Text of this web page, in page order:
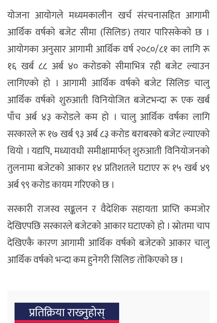
योजना आयोगले मध्यमकालीन खर्च संरचनासहित आगामी
आर्थिक वर्षको बजेट सीमा (सिलिङ) तयार पारिसकेको छ ।
आयोगका अनुसार आगामी आर्थिक वर्ष २०८०/८१ का लागि रू
१६ खर्ब ८८ अर्ब ४० करोडको सीमाभित्र रही बजेट ल्याउन
लागिएको हो । आगामी आर्थिक वर्षको बजेट सिलिङ चालु
आर्थिक वर्षको शुरुआती विनियोजित बजेटभन्दा रू एक खर्ब
पाँच अर्ब ४३ करोडले कम हो । चालु आर्थिक वर्षका लागि
सरकारले रू १७ खर्ब ९३ अर्ब ८३ करोड बराबरको बजेट ल्याएको
थियो । यद्यपि, मध्यावधी समीक्षामार्फत् शुरुआती विनियोजनको
तुलनामा बजेटको आकार १४ प्रतिशतले घटाएर रू १५ खर्ब ४९
अर्ब ९९ करोड कायम गरिएको छ ।
सरकारी राजस्व सङ्कलन र वैदेशिक सहायता प्राप्ति कमजोर
देखिएपछि सरकारले बजेटको आकार घटाएको हो । स्रोतमा चाप
देखिएकै कारण आगामी आर्थिक वर्षको बजेटको आकार चालु
आर्थिक वर्षको भन्दा कम हुनेगरी सिलिङ तोकिएको छ ।
प्रतिक्रिया राख्‍नुहोस्